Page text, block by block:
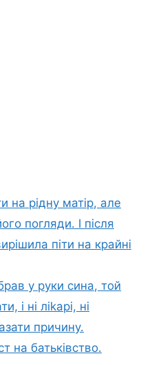
на рідну матір, але
погляди. І після
піти на крайні
у руки сина, той
і ні ліkарі, ні
причину.
на батьківство.